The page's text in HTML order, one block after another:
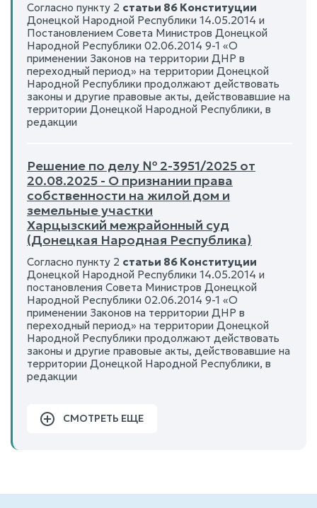
Согласно пункту 2 статьи 86 Конституции
Донецкой Народной Республики 14.05.2014 и
Постановлением Совета Министров Донецкой
Народной Республики 02.06.2014 9-1 «О
применении Законов на территории ДНР в
переходный период» на территории Донецкой
Народной Республики продолжают действовать
законы и другие правовые акты, действовавшие на
территории Донецкой Народной Республики, в
редакции
Решение по делу № 2-3951/2025 от
20.08.2025 - О признании права
собственности на жилой дом и
земельные участки
Харцызский межрайонный суд
(Донецкая Народная Республика)
Согласно пункту 2 статьи 86 Конституции
Донецкой Народной Республики 14.05.2014 и
постановления Совета Министров Донецкой
Народной Республики 02.06.2014 9-1 «О
применении Законов на территории ДНР в
переходный период» на территории Донецкой
Народной Республики продолжают действовать
законы и другие правовые акты, действовавшие на
территории Донецкой Народной Республики, в
редакции
СМОТРЕТЬ ЕЩЕ